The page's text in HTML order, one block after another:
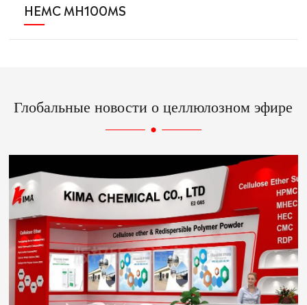
HEMC MH100MS
Глобальные новости о целлюлозном эфире